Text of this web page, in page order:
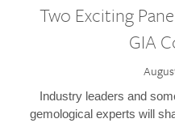
Two Exciting
GIA
Industry leaders and
gemological experts will